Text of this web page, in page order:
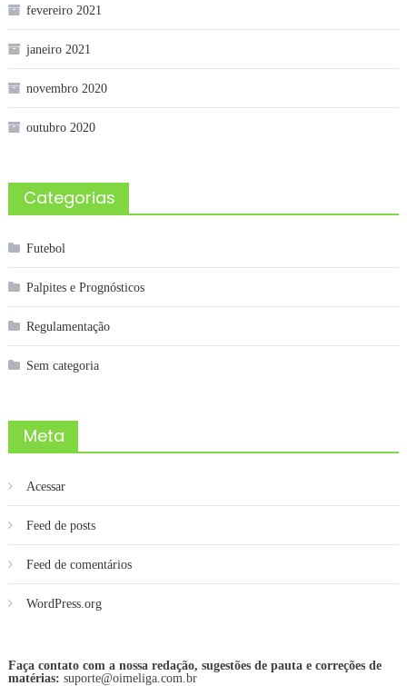
fevereiro 2021
janeiro 2021
novembro 2020
outubro 2020
Categorias
Futebol
Palpites e Prognósticos
Regulamentação
Sem categoria
Meta
Acessar
Feed de posts
Feed de comentários
WordPress.org
Faça contato com a nossa redação, sugestões de pauta e correções de
matérias: suporte@oimeliga.com.br